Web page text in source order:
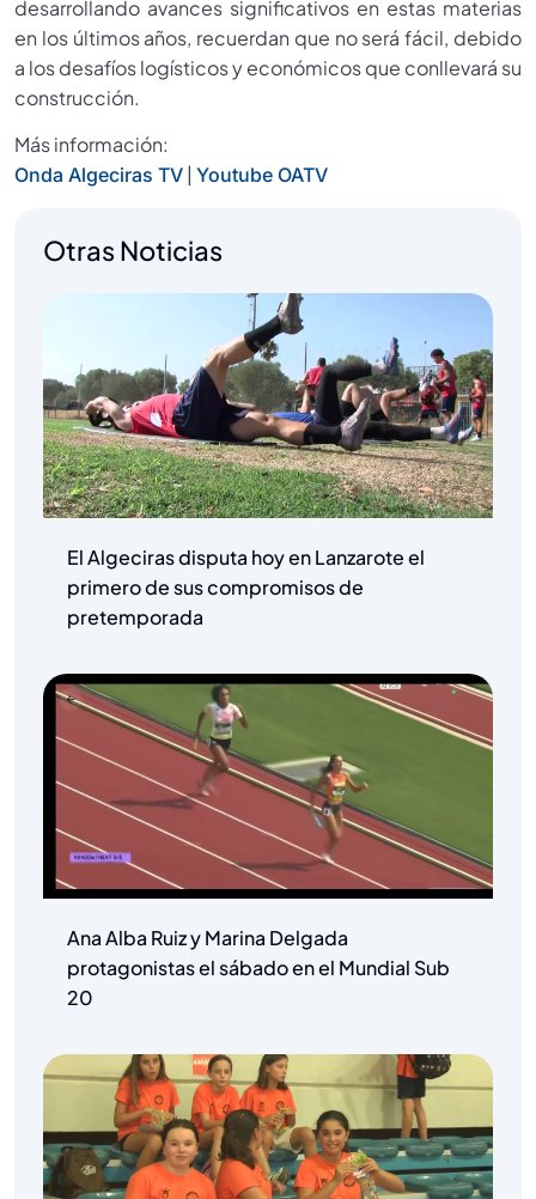
desarrollando avances significativos en estas materias
en los últimos años, recuerdan que no será fácil, debido
a los desafíos logísticos y económicos que conllevará su
construcción.
Más información:
Onda Algeciras TV | Youtube OATV
Otras Noticias
El Algeciras disputa hoy en Lanzarote el
primero de sus compromisos de
pretemporada
Ana Alba Ruiz y Marina Delgada
protagonistas el sábado en el Mundial Sub
20